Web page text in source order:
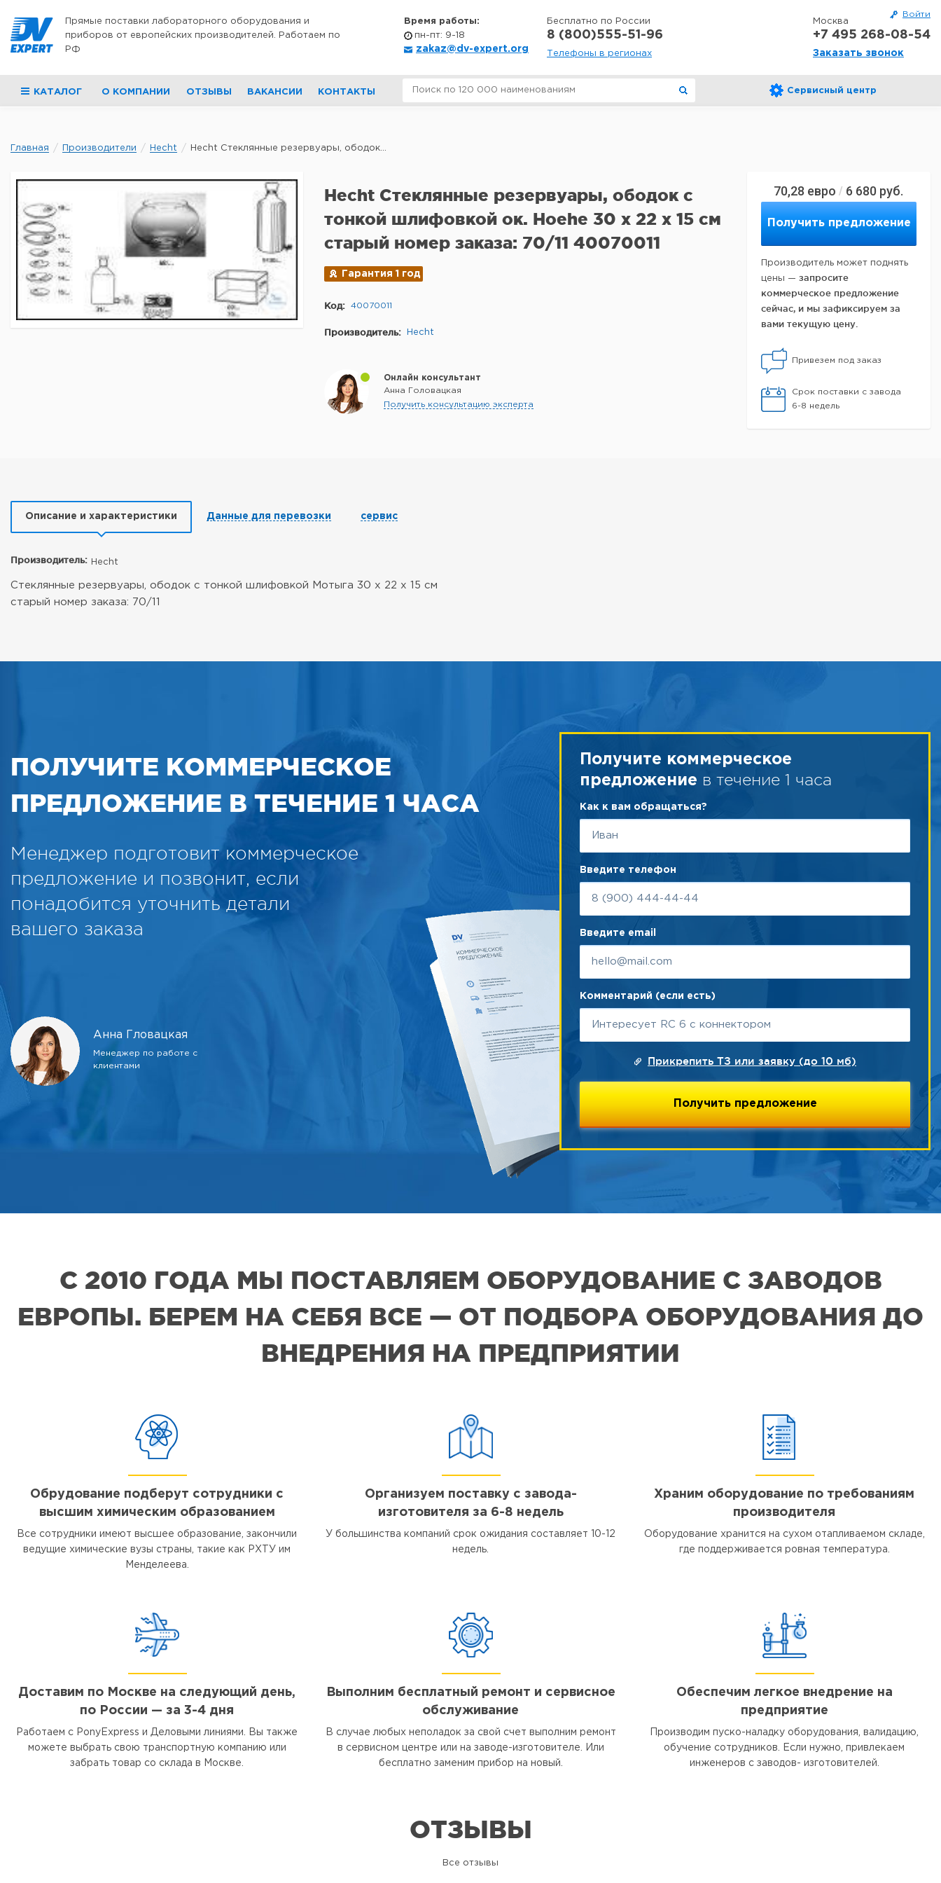
Войти
Прямые поставки лабораторного оборудования и
приборов от европейских производителей. Работаем по
РФ
Время работы:
пн-пт: 9-18
zakaz@dv-expert.org
Бесплатно по России
8 (800)555-51-96
Телефоны в регионах
Москва
+7 495 268-08-54
Заказать звонок
КАТАЛОГ О КОМПАНИИ ОТЗЫВЫ ВАКАНСИИ КОНТАКТЫ Сервисный центр
Главная Производители Hecht Hecht Стеклянные резервуары, ободок...
70,28 евро / 6 680 руб.
Получить предложение
Производитель может поднять
цены — запросите
коммерческое предложение
сейчас, и мы зафиксируем за
вами текущую цену.
Привезем под заказ
Срок поставки с завода
6-8 недель
Hecht Стеклянные резервуары, ободок с
тонкой шлифовкой ок. Hoehe 30 x 22 x 15 см
старый номер заказа: 70/11 40070011
Гарантия 1 год
Код: 40070011
Производитель: Hecht
Онлайн консультант
Анна Головацкая
Получить консультацию эксперта
Описание и характеристики Данные для перевозки сервис
Производитель: Hecht
Стеклянные резервуары, ободок с тонкой шлифовкой Мотыга 30 х 22 х 15 см
старый номер заказа: 70/11
ПОЛУЧИТЕ КОММЕРЧЕСКОЕ
ПРЕДЛОЖЕНИЕ В ТЕЧЕНИЕ 1 ЧАСА
Менеджер подготовит коммерческое
предложение и позвонит, если
понадобится уточнить детали
вашего заказа
Анна Гловацкая
Менеджер по работе с
клиентами
Получите коммерческое
предложение в течение 1 часа
Как к вам обращаться?
Введите телефон
Введите email
Комментарий (если есть)
Прикрепить ТЗ или заявку (до 10 мб)
С 2010 ГОДА МЫ ПОСТАВЛЯЕМ ОБОРУДОВАНИЕ С ЗАВОДОВ
ЕВРОПЫ. БЕРЕМ НА СЕБЯ ВСЕ — ОТ ПОДБОРА ОБОРУДОВАНИЯ ДО
ВНЕДРЕНИЯ НА ПРЕДПРИЯТИИ
Обрудование подберут сотрудники с
высшим химическим образованием
Все сотрудники имеют высшее образование, закончили
ведущие химические вузы страны, такие как РХТУ им
Менделеева.
Организуем поставку с завода-
изготовителя за 6-8 недель
У большинства компаний срок ожидания составляет 10-12
недель.
Храним оборудование по требованиям
производителя
Оборудование хранится на сухом отапливаемом складе,
где поддерживается ровная температура.
Доставим по Москве на следующий день,
по России — за 3-4 дня
Работаем с PonyExpress и Деловыми линиями. Вы также
можете выбрать свою транспортную компанию или
забрать товар со склада в Москве.
Выполним бесплатный ремонт и сервисное
обслуживание
В случае любых неполадок за свой счет выполним ремонт
в сервисном центре или на заводе-изготовителе. Или
бесплатно заменим прибор на новый.
Обеспечим легкое внедрение на
предприятие
Производим пуско-наладку оборудования, валидацию,
обучение сотрудников. Если нужно, привлекаем
инженеров с заводов- изготовителей.
ОТЗЫВЫ
Все отзывы